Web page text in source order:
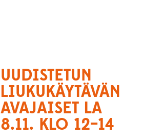
UUDISTETUN
LIUKUKÄYTÄVÄN
AVAJAISET LA
8.11. KLO 12–14